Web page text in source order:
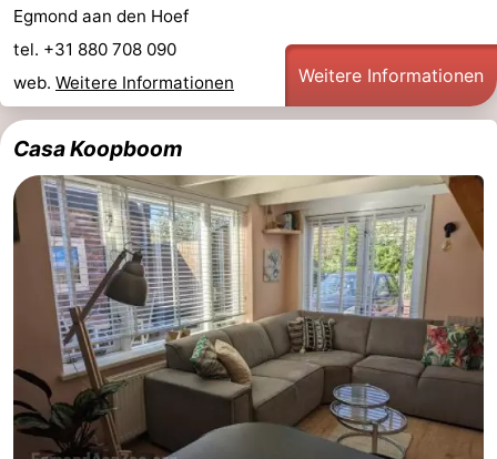
Kennermerland
Haarlem
-
Zandvoort
Südholland
-
Leiden
Bollenstreek
Natur
Hollands
Duin
Noordwijk
-
Katwijk
-
Egmond aan den Hoef
tel. +31 880 708 090
web. Weitere Informationen Weitere Informationen
Casa Koopboom